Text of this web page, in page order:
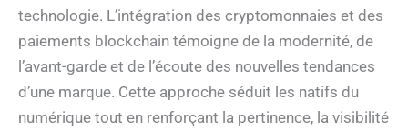
technologie. L’intégration des cryptomonnaies et des
paiements blockchain témoigne de la modernité, de
l’avant-garde et de l’écoute des nouvelles tendances
d’une marque. Cette approche séduit les natifs du
numérique tout en renforçant la pertinence, la visibilité